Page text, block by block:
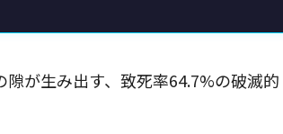
が生み出す、致死率64.7%の破滅的